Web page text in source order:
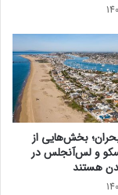
بحران؛ بخش‌هایی از
و لس‌آنجلس در
هستند